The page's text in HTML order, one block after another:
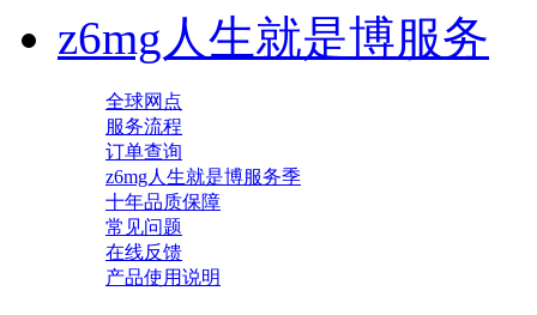
z6mg人生就是博服务
全球网点
服务流程
订单查询
z6mg人生就是博服务季
十年品质保障
常见问题
在线反馈
产品使用说明